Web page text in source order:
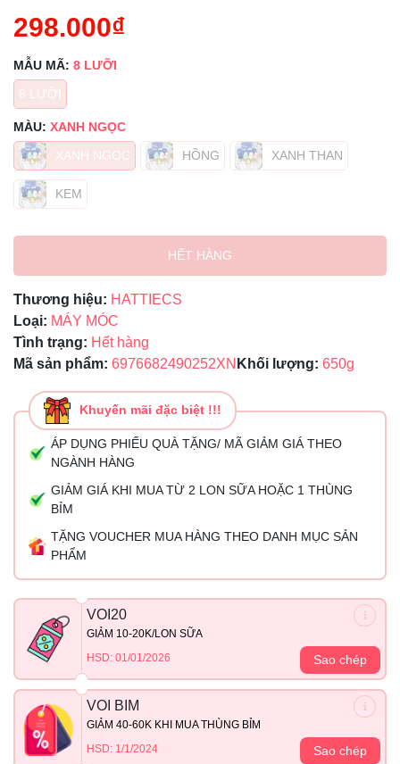
298.000₫
MẪU MÃ: 8 LƯỠI
8 LƯỠI
MÀU: XANH NGỌC
XANH NGỌC
HỒNG XANH THAN
KEM
HẾT HÀNG
Thương hiệu: HATTIECS
Loại: MÁY MÓC
Tình trạng: Hết hàng
Mã sản phẩm: 6976682490252XN Khối lượng: 650g
Khuyến mãi đặc biệt !!!
ÁP DỤNG PHIẾU QUÀ TẶNG/ MÃ GIẢM GIÁ THEO
NGÀNH HÀNG
GIẢM GIÁ KHI MUA TỪ 2 LON SỮA HOẶC 1 THÙNG
BỈM
TẶNG VOUCHER MUA HÀNG THEO DANH MỤC SẢN
PHẨM
VOI20
GIẢM 10-20K/LON SỮA
HSD: 01/01/2026
Sao chép
VOI BIM
GIẢM 40-60K KHI MUA THÙNG BỈM
HSD: 1/1/2024
Sao chép